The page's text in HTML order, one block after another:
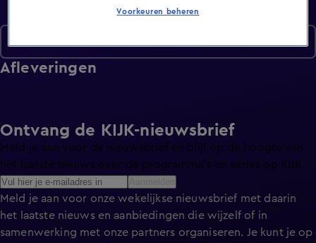
Afleveringen
Ontvang de KIJK-nieuwsbrief
Meld je aan voor de nieuwsbrief en blijf op de hoogte van
het laatste nieuws over de programma’s en series op KIJK.
Meld je aan voor onze wekelijkse nieuwsbrief met daarin
het laatste nieuws en aanbiedingen die wijzelf of in
samenwerking met onze partners organiseren. Je kunt je op
Voorkeuren beheren